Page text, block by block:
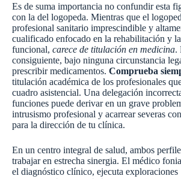
Es de suma importancia no confundir esta
con la del logopeda. Mientras que el
profesional sanitario imprescindible y
cualificado enfocado en la rehabilitación y
funcional, carece de titulación en medicina.
consiguiente, bajo ninguna circunstancia
prescribir medicamentos. Comprueba
titulación académica de los profesionales
cuadro asistencial. Una delegación
funciones puede derivar en un grave
intrusismo profesional y acarrear severas
para la dirección de tu clínica.
En un centro integral de salud, ambos
trabajar en estrecha sinergia. El médico
el diagnóstico clínico, ejecuta exploraciones